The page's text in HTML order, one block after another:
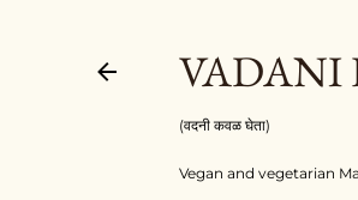
VADANI
(वदनी कवळ घेता)
Vegan and vegetarian